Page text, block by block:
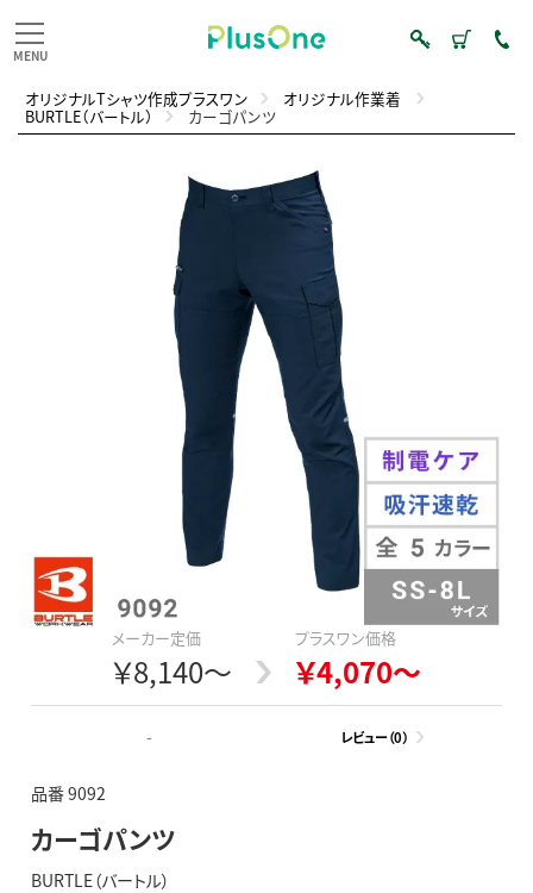
オリジナルTシャツ作成プラスワン オリジナル作業着
BURTLE（バートル） カーゴパンツ
メーカー定価
￥8,140～
プラスワン価格
￥4,070～
- レビュー（0）
品番 9092
カーゴパンツ
BURTLE（バートル）